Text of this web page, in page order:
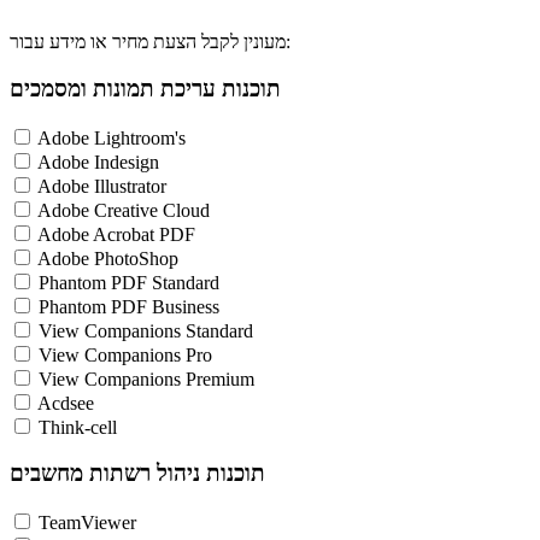
מעונין לקבל הצעת מחיר או מידע עבור:
תוכנות עריכת תמונות ומסמכים
Adobe Lightroom's
Adobe Indesign
Adobe Illustrator
Adobe Creative Cloud
Adobe Acrobat PDF
Adobe PhotoShop
Phantom PDF Standard
Phantom PDF Business
View Companions Standard
View Companions Pro
View Companions Premium
Acdsee
Think-cell
תוכנות ניהול רשתות מחשבים
TeamViewer